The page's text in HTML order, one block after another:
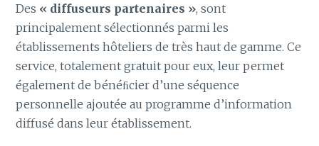
Des « diffuseurs partenaires », sont
principalement sélectionnés parmi les
établissements hôteliers de très haut de gamme. Ce
service, totalement gratuit pour eux, leur permet
également de bénéﬁcier d’une séquence
personnelle ajoutée au programme d’information
diffusé dans leur établissement.